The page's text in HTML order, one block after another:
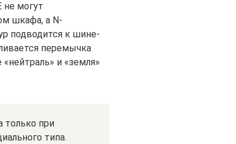
не могут
шкафа, а N-
подводится к шине-
перемычка
и «земля»
только при
типа.